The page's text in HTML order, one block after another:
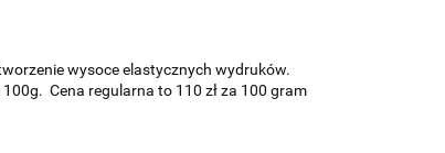
wysoce elastycznych wydruków.
Cena regularna to 110 zł za 100 gram